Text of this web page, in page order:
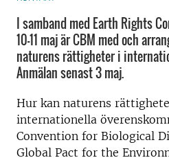
I samband med Earth Rights
10-11 maj är CBM med och
naturens rättigheter i
Anmälan senast 3 maj.
Hur kan naturens
internationella
Convention for Biological
Global Pact for the